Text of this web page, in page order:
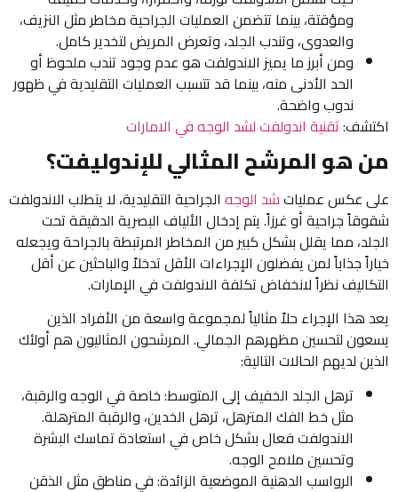
ومؤقتة، بينما تتضمن العمليات الجراحية مخاطر مثل النزيف،
والعدوى، وتندب الجلد، وتعرض المريض لتخدير كامل.
ومن أبرز ما يميز الاندولفت هو عدم وجود تندب ملحوظ أو
الحد الأدنى منه، بينما قد تتسبب العمليات التقليدية في ظهور
ندوب واضحة.
اكتشف:تقنية اندولفت لشد الوجه في الامارات
من هو المرشح المثالي للإندوليفت؟
على عكس عملياتشد الوجه الجراحية التقليدية، لا يتطلب الاندولفت
شقوقاً جراحية أو غرزاً. يتم إدخال الألياف البصرية الدقيقة تحت
الجلد، مما يقلل بشكل كبير من المخاطر المرتبطة بالجراحة ويجعله
خياراً جذاباً لمن يفضلون الإجراءات الأقل تدخلاً والباحثين عن أقل
التكاليف نظراً لانخفاض تكلفة الاندولفت في الإمارات.
يعد هذا الإجراء حلاً مثالياً لمجموعة واسعة من الأفراد الذين
يسعون لتحسين مظهرهم الجمالي. المرشحون المثاليون هم أولئك
الذين لديهم الحالات التالية:
ترهل الجلد الخفيف إلى المتوسط: خاصة في الوجه والرقبة،
مثل خط الفك المترهل، ترهل الخدين، والرقبة المترهلة.
الاندولفت فعال بشكل خاص في استعادة تماسك البشرة
وتحسين ملامح الوجه.
الرواسب الدهنية الموضعية الزائدة: في مناطق مثل الذقن